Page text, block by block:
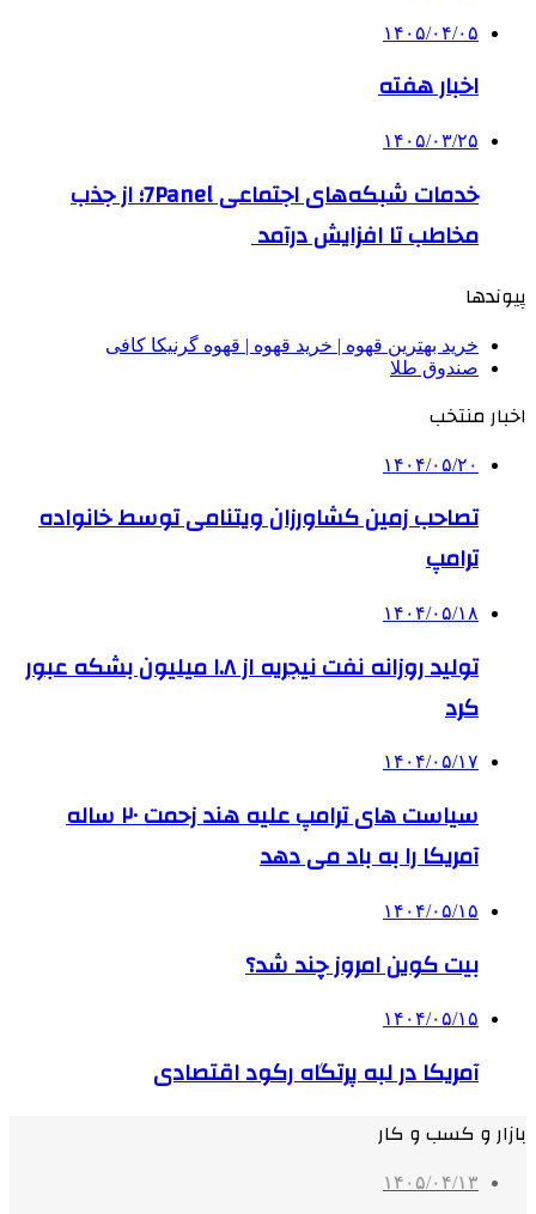
۱۴۰۵/۰۴/۰۵
اخبار هفته
۱۴۰۵/۰۳/۲۵
خدمات شبکه‌های اجتماعی 7Panel؛ از جذب
مخاطب تا افزایش درآمد
پیوندها
خرید بهترین قهوه | خرید قهوه | قهوه گرنیکا کافی
صندوق طلا
اخبار منتخب
۱۴۰۴/۰۵/۲۰
تصاحب زمین کشاورزان ویتنامی توسط خانواده
ترامپ
۱۴۰۴/۰۵/۱۸
تولید روزانه نفت نیجریه از ۱.۸ میلیون بشکه عبور
کرد
۱۴۰۴/۰۵/۱۷
سیاست های ترامپ علیه هند زحمت ۲۰ ساله
آمریکا را به باد می دهد
۱۴۰۴/۰۵/۱۵
بیت کوین امروز چند شد؟
۱۴۰۴/۰۵/۱۵
آمریکا در لبه پرتگاه رکود اقتصادی
بازار و کسب و کار
۱۴۰۵/۰۴/۱۳